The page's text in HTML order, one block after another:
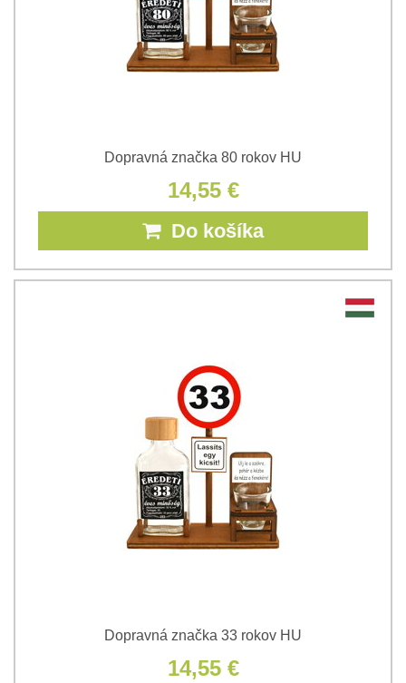
Dopravná značka 80 rokov HU
14,55 €
Do košíka
Dopravná značka 33 rokov HU
14,55 €